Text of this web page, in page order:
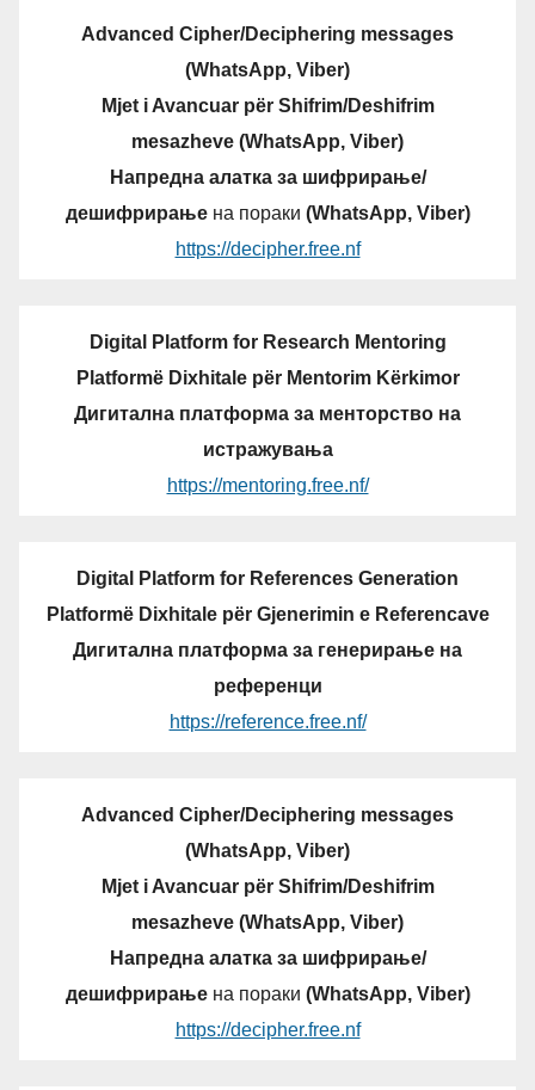
Advanced Cipher/Deciphering messages
(WhatsApp, Viber)
Mjet i Avancuar për Shifrim/Deshifrim
mesazheve (WhatsApp, Viber)
Напредна алатка за шифрирање/
дешифрирањена пораки (WhatsApp, Viber)
https://decipher.free.nf
Digital Platform for Research Mentoring
Platformë Dixhitale për Mentorim Kërkimor
Дигитална платформа за менторство на
истражувања
https://mentoring.free.nf/
Digital Platform for References Generation
Platformë Dixhitale për Gjenerimin e Referencave
Дигитална платформа за генерирање на
референци
https://reference.free.nf/
Advanced Cipher/Deciphering messages
(WhatsApp, Viber)
Mjet i Avancuar për Shifrim/Deshifrim
mesazheve (WhatsApp, Viber)
Напредна алатка за шифрирање/
дешифрирањена пораки (WhatsApp, Viber)
https://decipher.free.nf